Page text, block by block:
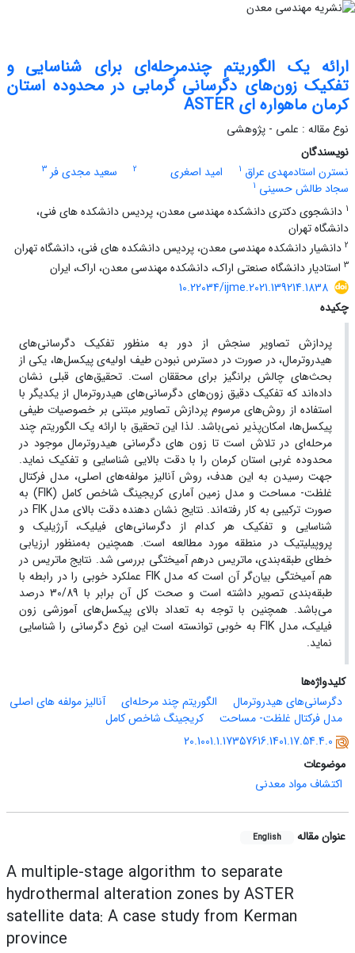
ارائه یک الگوریتم چندمرحله‌ای برای شناسایی و
تفکیک زون‌های دگرسانی گرمابی در محدوده استان
کرمان ماهواره ای ASTER
نوع مقاله : علمی - پژوهشی
نویسندگان
نسترن استادمهدی عراق 1 امید اصغری 2 سعید مجدی فر 3
سجاد طالش حسینی 1
1 دانشجوی دکتری دانشکده مهندسی معدن، پردیس دانشکده های فنی،
دانشگاه تهران
2 دانشیار دانشکده مهندسی معدن، پردیس دانشکده های فنی، دانشگاه تهران
3 استادیار دانشگاه صنعتی اراک، دانشکده مهندسی معدن، اراک، ایران
10.22034/ijme.2021.139214.1838
چکیده
پردازش تصاویر سنجش از دور به منظور تفکیک دگرسانی‌های
هیدروترمال، در صورت در دسترس نبودن طیف اولیه‌ی پیکسل‌ها، یکی از
بحث‌های چالش برانگیز برای محققان است. تحقیق‌های قبلی نشان
داده‌اند که تفکیک دقیق زون‌های دگرسانی‌های هیدروترمال از یکدیگر با
استفاده از روش‌های مرسوم پردازش تصاویر مبتنی بر خصوصیات طیفی
پیکسل‌ها، امکان‌پذیر نمی‌باشد. لذا این تحقیق با ارائه یک الگوریتم چند
مرحله‌ای در تلاش است تا زون های دگرسانی هیدروترمال موجود در
محدوده غربی استان کرمان را با دقت بالایی شناسایی و تفکیک نماید.
جهت رسیدن به این هدف، روش آنالیز مولفه‌های اصلی، مدل فرکتال
غلظت- مساحت و مدل زمین آماری کریجینگ شاخص کامل (FIK) به
صورت ترکیبی به کار رفته‌اند. نتایج نشان دهنده دقت بالای مدل FIK در
شناسایی و تفکیک هر کدام از دگرسانی‌های فیلیک، آرژیلیک و
پروپیلیتیک در منطقه مورد مطالعه است. همچنین به‌منظور ارزیابی
خطای طبقه‌بندی، ماتریس درهم آمیختگی بررسی شد. نتایج ماتریس در
هم آمیختگی بیان‌گر آن است که مدل FIK عملکرد خوبی را در رابطه با
طبقه‌بندی تصویر داشته است و صحت کل آن برابر با 30/89 درصد
می‌باشد. همچنین با توجه به تعداد بالای پیکسل‌های آموزشی زون
فیلیک، مدل FIK به خوبی توانسته است این نوع دگرسانی را شناسایی
نماید.
کلیدواژه‌ها
دگرسانی‌های هیدروترمال
الگوریتم چند مرحله‌ای
آنالیز مولفه های اصلی
مدل فرکتال غلظت- مساحت
کریجینگ شاخص کامل
20.1001.1.17357616.1401.17.54.4.0
موضوعات
اکتشاف مواد معدنی
عنوان مقاله English
A multiple-stage algorithm to separate
hydrothermal alteration zones by ASTER
satellite data: A case study from Kerman
province